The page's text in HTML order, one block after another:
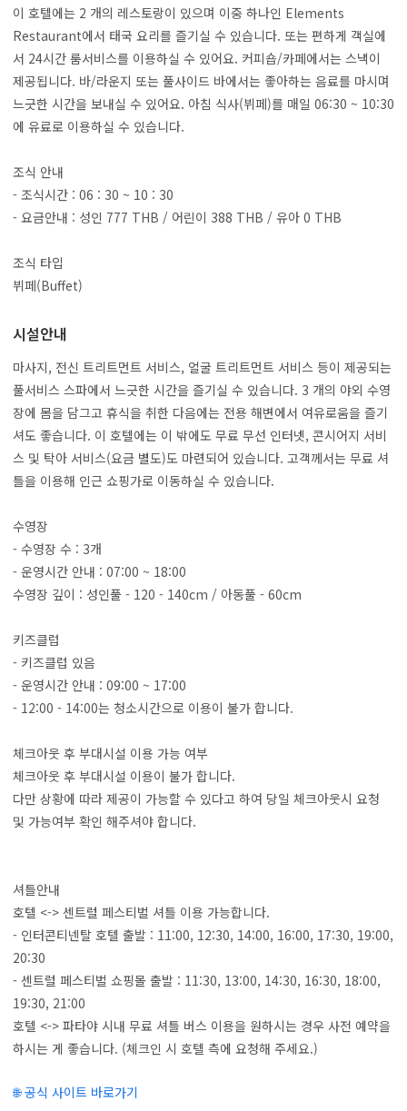
이 호텔에는 2 개의 레스토랑이 있으며 이중 하나인 Elements
Restaurant에서 태국 요리를 즐기실 수 있습니다. 또는 편하게 객실에
서 24시간 룸서비스를 이용하실 수 있어요. 커피숍/카페에서는 스낵이
제공됩니다. 바/라운지 또는 풀사이드 바에서는 좋아하는 음료를 마시며
느긋한 시간을 보내실 수 있어요. 아침 식사(뷔페)를 매일 06:30 ~ 10:30
에 유료로 이용하실 수 있습니다.
조식 안내
- 조식시간 : 06 : 30 ~ 10 : 30
- 요금안내 : 성인 777 THB / 어린이 388 THB / 유아 0 THB
조식 타입
뷔페(Buffet)
시설안내
마사지, 전신 트리트먼트 서비스, 얼굴 트리트먼트 서비스 등이 제공되는
풀서비스 스파에서 느긋한 시간을 즐기실 수 있습니다. 3 개의 야외 수영
장에 몸을 담그고 휴식을 취한 다음에는 전용 해변에서 여유로움을 즐기
셔도 좋습니다. 이 호텔에는 이 밖에도 무료 무선 인터넷, 콘시어지 서비
스 및 탁아 서비스(요금 별도)도 마련되어 있습니다. 고객께서는 무료 셔
틀을 이용해 인근 쇼핑가로 이동하실 수 있습니다.
수영장
- 수영장 수 : 3개
- 운영시간 안내 : 07:00 ~ 18:00
수영장 깊이 : 성인풀 - 120 - 140cm / 아동풀 - 60cm
키즈클럽
- 키즈클럽 있음
- 운영시간 안내 : 09:00 ~ 17:00
- 12:00 - 14:00는 청소시간으로 이용이 불가 합니다.
체크아웃 후 부대시설 이용 가능 여부
체크아웃 후 부대시설 이용이 불가 합니다.
다만 상황에 따라 제공이 가능할 수 있다고 하여 당일 체크아웃시 요청
및 가능여부 확인 해주셔야 합니다.
셔틀안내
호텔 <-> 센트럴 페스티벌 셔틀 이용 가능합니다.
- 인터콘티넨탈 호텔 출발 : 11:00, 12:30, 14:00, 16:00, 17:30, 19:00,
20:30
- 센트럴 페스티벌 쇼핑몰 출발 : 11:30, 13:00, 14:30, 16:30, 18:00,
19:30, 21:00
호텔 <-> 파타야 시내 무료 셔틀 버스 이용을 원하시는 경우 사전 예약을
하시는 게 좋습니다. (체크인 시 호텔 측에 요청해 주세요.)
🌐 공식 사이트 바로가기